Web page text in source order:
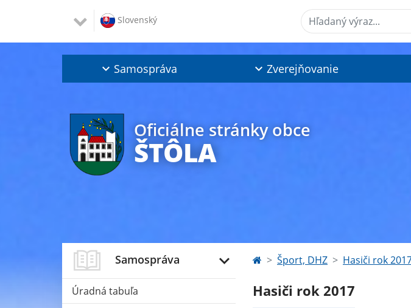
Slovenský Hľadaný výraz...
Samospráva Zverejňovanie
Oficiálne stránky obce
ŠTÔLA
Samospráva
Úradná tabuľa
Šport, DHZ Hasiči rok
Hasiči rok 2017